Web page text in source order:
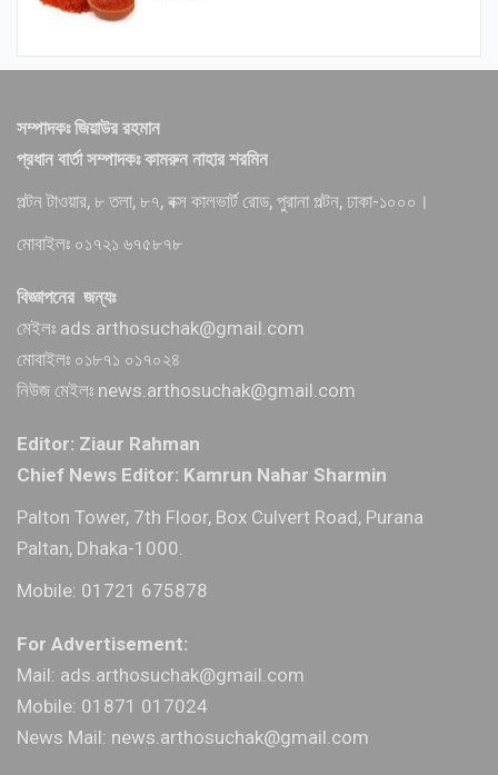
সম্পাদকঃ জিয়াউর রহমান
প্রধান বার্তা সম্পাদকঃ কামরুন নাহার শরমিন
পল্টন টাওয়ার, ৮ তলা, ৮৭, বক্স কালভার্ট রোড, পুরানা পল্টন, ঢাকা-১০০০।
মোবাইলঃ ০১৭২১ ৬৭৫৮৭৮
বিজ্ঞাপনের জন্যঃ
মেইলঃ ads.arthosuchak@gmail.com
মোবাইলঃ ০১৮৭১ ০১৭০২৪
নিউজ মেইলঃ news.arthosuchak@gmail.com
Editor: Ziaur Rahman
Chief News Editor: Kamrun Nahar Sharmin
Palton Tower, 7th Floor, Box Culvert Road, Purana
Paltan, Dhaka-1000.
Mobile: 01721 675878
For Advertisement:
Mail: ads.arthosuchak@gmail.com
Mobile: 01871 017024
News Mail: news.arthosuchak@gmail.com